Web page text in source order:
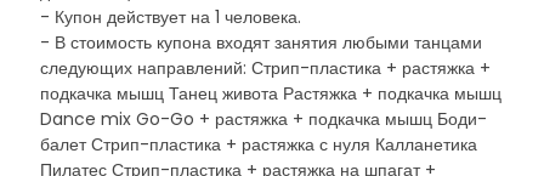
- Купон действует на 1 человека.
- В стоимость купона входят занятия любыми танцами
следующих направлений: Стрип-пластика + растяжка +
подкачка мышц Танец живота Растяжка + подкачка мышц
Dance mix Go-Go + растяжка + подкачка мышц Боди-
балет Стрип-пластика + растяжка с нуля Калланетика
Пилатес Стрип-пластика + растяжка на шпагат +